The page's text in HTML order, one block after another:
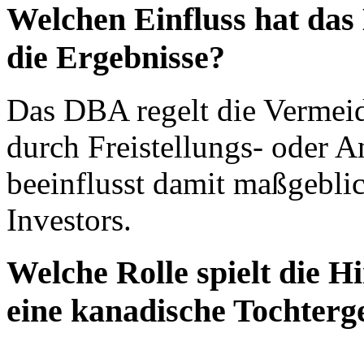
Welchen Einfluss hat
die Ergebnisse?
Das DBA regelt die
durch Freistellungs- oder
beeinflusst damit
Investors.
Welche Rolle spielt die
eine kanadische